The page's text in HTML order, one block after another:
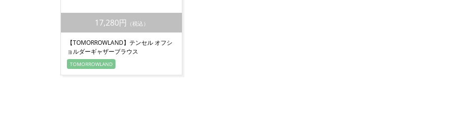
17,280円 （税込）
【TOMORROWLAND】テンセル オフシ
ョルダーギャザーブラウス
TOMORROWLAND